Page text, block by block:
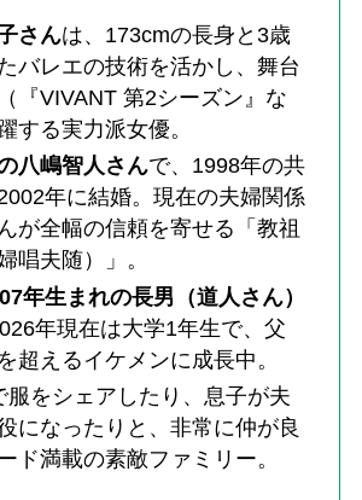
さんは、173cmの長身と3歳
バレエの技術を活かし、舞台
『VIVANT 第2シーズン』な
する実力派女優。
八嶋智人さんで、1998年の共
年に結婚。現在の夫婦関係
が全幅の信頼を寄せる「教祖
唱夫随）」。
年生まれの長男（道人さん）
年現在は大学1年生で、父
超えるイケメンに成長中。
服をシェアしたり、息子が夫
になったりと、非常に仲が良
ド満載の素敵ファミリー。